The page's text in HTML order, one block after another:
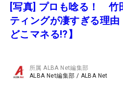
[写真] プロも唸る！ 竹
ティングが凄すぎる理
どこマネる!?】
所属ALBA Net編集部
ALBA Net編集部 / ALBA Net